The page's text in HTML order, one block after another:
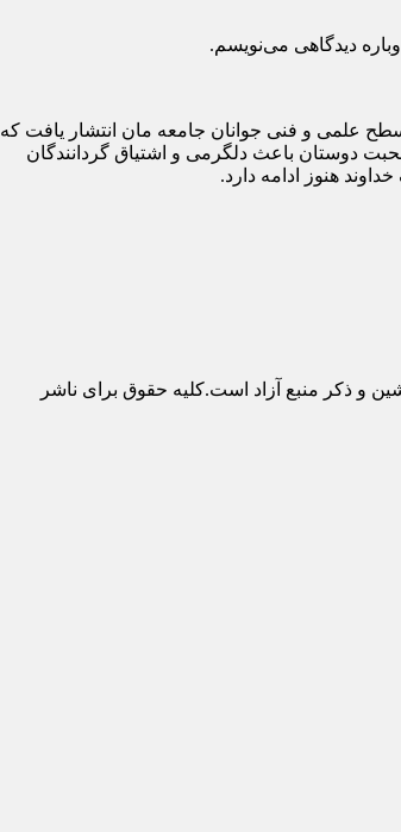
دیدگاهی می‌نویسم.
هدف آموزش و ارتقاء سطح علمی و فنی جوانان جامعه مان انتشار یافت که
دوستان باعث دلگرمی و اشتیاق گردانندگان
هنوز ادامه دارد.
و ذکر منبع آزاد است.کلیه حقوق برای ناشر